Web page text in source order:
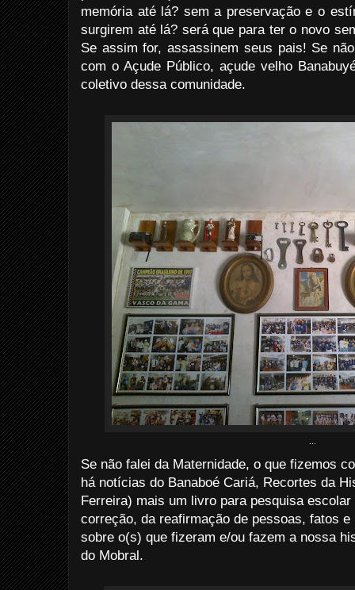
memória até lá? sem a preservação e o
surgirem até lá? será que para ter o novo
Se assim for, assassinem seus pais! Se
com o Açude Público, açude velho
coletivo dessa comunidade.
Se não falei da Maternidade, o que fizemos
há notícias do Banaboé Cariá, Recortes da
Ferreira) mais um livro para pesquisa
correção, da reafirmação de pessoas, fatos
sobre o(s) que fizeram e/ou fazem a nossa
do Mobral.